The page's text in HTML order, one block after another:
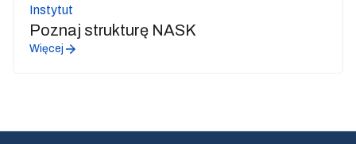
Instytut
Poznaj strukturę NASK
Więcej